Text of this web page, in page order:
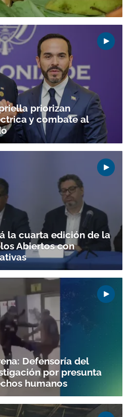
a nuestro boletín.
ACEPTAR
priorizan
y combate al
la cuarta edición de la
Abiertos con
Defensoría del
por presunta
humanos